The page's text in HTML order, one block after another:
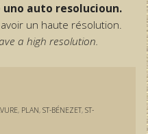
uno auto resolucioun.
un haute résolution.
a high resolution.
, PLAN,ST-BÉNEZET,ST-